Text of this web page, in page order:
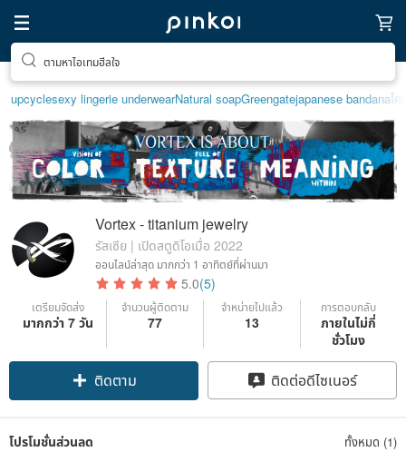
ตามหาไอเทมฮีลใจ
upcyclesexy lingerie underwearNatural soapGreengatejapanese bandanaโค
Vortex - titanium jewelry
รัสเซีย | เปิดสตูดิโอเมื่อ 2022
ออนไลน์ล่าสุด มากกว่า 1 อาทิตย์ที่ผ่านมา
5.0(5)
เตรียมจัดส่ง
มากกว่า 7 วัน
จำนวนผู้ติดตาม
77
จำหน่ายไปแล้ว
13
การตอบกลับ
ภายในไม่กี่
ชั่วโมง
ติดตาม ติดต่อดีไซเนอร์
โปรโมชั่นส่วนลด ทั้งหมด (1)